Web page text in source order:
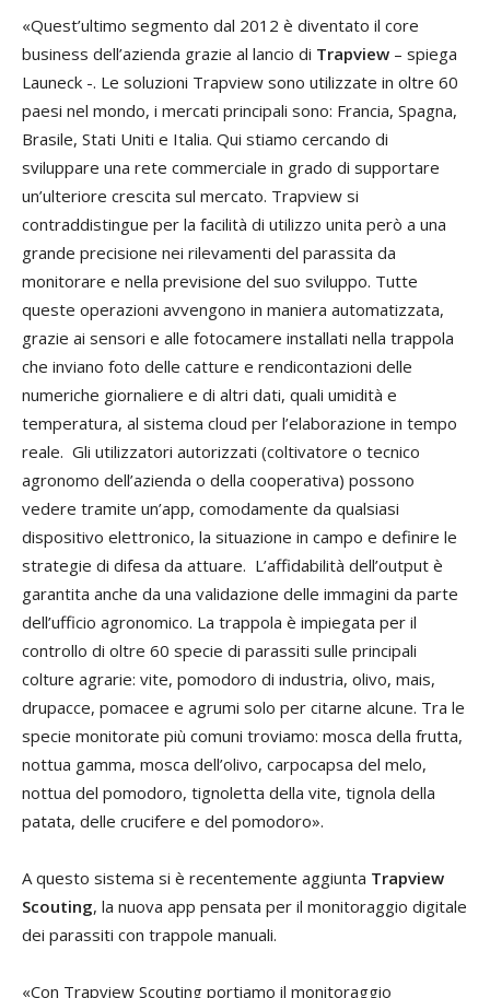
«Quest’ultimo segmento dal 2012 è diventato il core
business dell’azienda grazie al lancio di Trapview – spiega
Launeck -. Le soluzioni Trapview sono utilizzate in oltre 60
paesi nel mondo, i mercati principali sono: Francia, Spagna,
Brasile, Stati Uniti e Italia. Qui stiamo cercando di
sviluppare una rete commerciale in grado di supportare
un’ulteriore crescita sul mercato. Trapview si
contraddistingue per la facilità di utilizzo unita però a una
grande precisione nei rilevamenti del parassita da
monitorare e nella previsione del suo sviluppo. Tutte
queste operazioni avvengono in maniera automatizzata,
grazie ai sensori e alle fotocamere installati nella trappola
che inviano foto delle catture e rendicontazioni delle
numeriche giornaliere e di altri dati, quali umidità e
temperatura, al sistema cloud per l’elaborazione in tempo
reale. Gli utilizzatori autorizzati (coltivatore o tecnico
agronomo dell’azienda o della cooperativa) possono
vedere tramite un’app, comodamente da qualsiasi
dispositivo elettronico, la situazione in campo e definire le
strategie di difesa da attuare. L’affidabilità dell’output è
garantita anche da una validazione delle immagini da parte
dell’ufficio agronomico. La trappola è impiegata per il
controllo di oltre 60 specie di parassiti sulle principali
colture agrarie: vite, pomodoro di industria, olivo, mais,
drupacce, pomacee e agrumi solo per citarne alcune. Tra le
specie monitorate più comuni troviamo: mosca della frutta,
nottua gamma, mosca dell’olivo, carpocapsa del melo,
nottua del pomodoro, tignoletta della vite, tignola della
patata, delle crucifere e del pomodoro».
A questo sistema si è recentemente aggiunta Trapview
Scouting, la nuova app pensata per il monitoraggio digitale
dei parassiti con trappole manuali.
«Con Trapview Scouting portiamo il monitoraggio